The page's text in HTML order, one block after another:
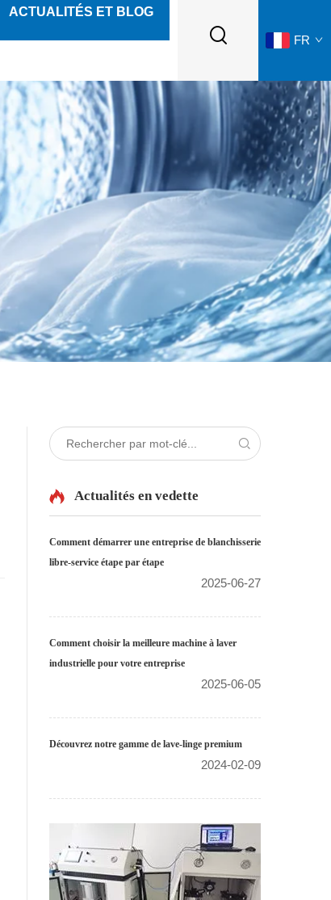
ACTUALITÉS ET BLOG
FR
Actualités en vedette
Comment démarrer une entreprise de blanchisserie
libre-service étape par étape
2025-06-27
Comment choisir la meilleure machine à laver
industrielle pour votre entreprise
2025-06-05
Découvrez notre gamme de lave-linge premium
2024-02-09